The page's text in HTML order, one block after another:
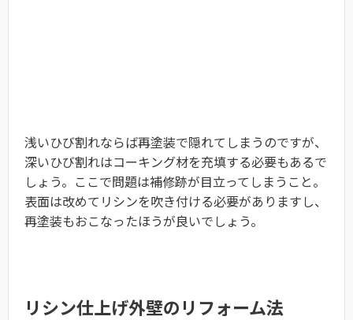
浅いひび割れならば再塗装で隠れてしまうのですが、
深いひび割れはコーキング材を充填する必要もあるで
しょう。ここで問題は補修跡が目立ってしまうこと。
表面は改めてリシンを吹き付ける必要がありますし、
再塗装もおこなったほうが良いでしょう。
リシン仕上げ外壁のリフォーム法